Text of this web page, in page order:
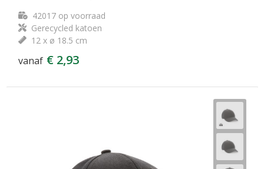
42017op voorraad
Gerecycled katoen
12 x ø 18.5 cm
vanaf € 2,93